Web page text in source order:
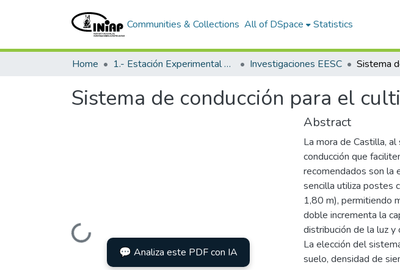
Communities & Collections All of DSpace Statistics
Home 1.- Estación Experimental Santa Catalina Investigaciones EESC
Sistema de conducción para el
Loading... 💬 Analiza este PDF con IA
Abstract
La mora de Castilla,
conducción que
recomendados son la
sencilla utiliza postes
1,80 m), permitiendo
doble incrementa la
distribución de la luz
La elección del
suelo, densidad de